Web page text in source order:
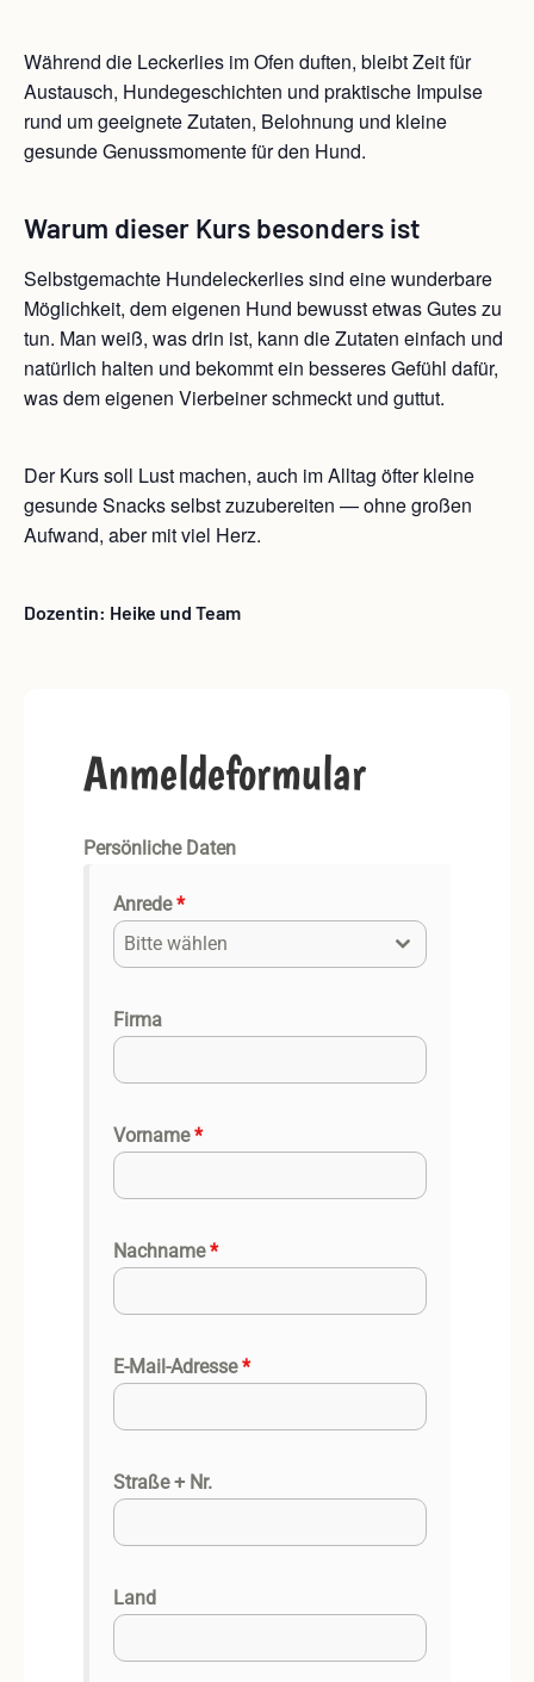
Während die Leckerlies im Ofen duften, bleibt Zeit für
Austausch, Hundegeschichten und praktische Impulse
rund um geeignete Zutaten, Belohnung und kleine
gesunde Genussmomente für den Hund.
Warum dieser Kurs besonders ist
Selbstgemachte Hundeleckerlies sind eine wunderbare
Möglichkeit, dem eigenen Hund bewusst etwas Gutes zu
tun. Man weiß, was drin ist, kann die Zutaten einfach und
natürlich halten und bekommt ein besseres Gefühl dafür,
was dem eigenen Vierbeiner schmeckt und guttut.
Der Kurs soll Lust machen, auch im Alltag öfter kleine
gesunde Snacks selbst zuzubereiten — ohne großen
Aufwand, aber mit viel Herz.
Dozentin: Heike und Team
Anmeldeformular
Persönliche Daten
Anrede*
Bitte wählen
Firma
Vorname*
Nachname*
E-Mail-Adresse*
Straße + Nr.
Land